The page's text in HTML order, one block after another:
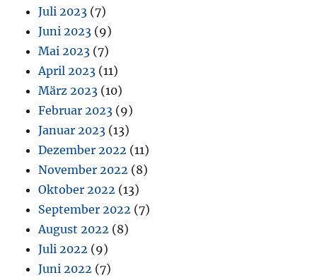
Juli 2023 (7)
Juni 2023 (9)
Mai 2023 (7)
April 2023 (11)
März 2023 (10)
Februar 2023 (9)
Januar 2023 (13)
Dezember 2022 (11)
November 2022 (8)
Oktober 2022 (13)
September 2022 (7)
August 2022 (8)
Juli 2022 (9)
Juni 2022 (7)